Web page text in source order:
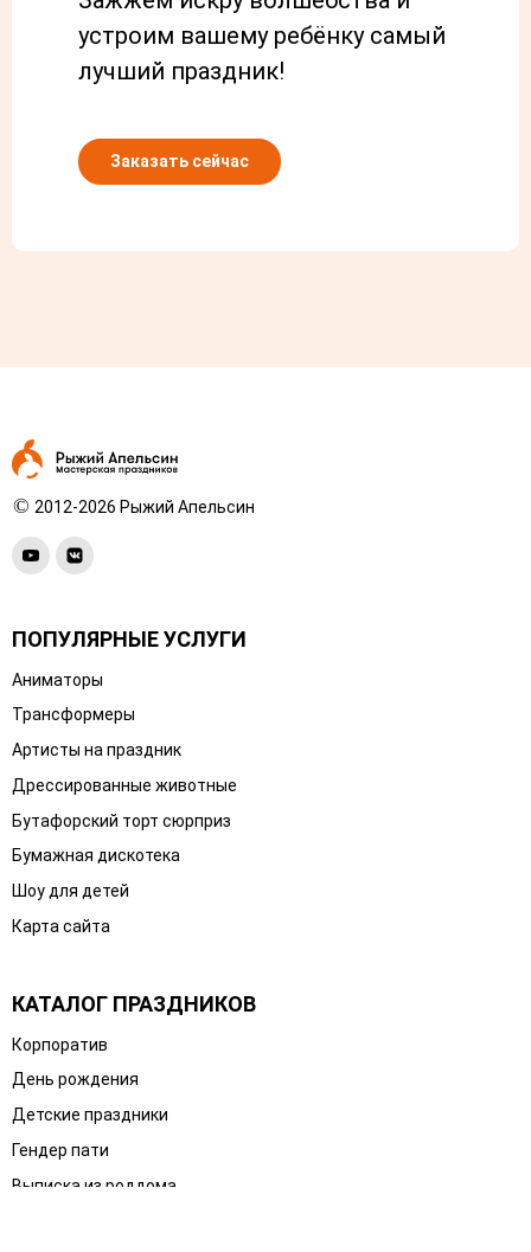
устроим вашему ребёнку самый
лучший праздник!
Заказать сейчас
© 2012-2026 Рыжий Апельсин
ПОПУЛЯРНЫЕ УСЛУГИ
Аниматоры
Трансформеры
Артисты на праздник
Дрессированные животные
Бутафорский торт сюрприз
Бумажная дискотека
Шоу для детей
Карта сайта
КАТАЛОГ ПРАЗДНИКОВ
Корпоратив
День рождения
Детские праздники
Гендер пати
Выписка из роддома